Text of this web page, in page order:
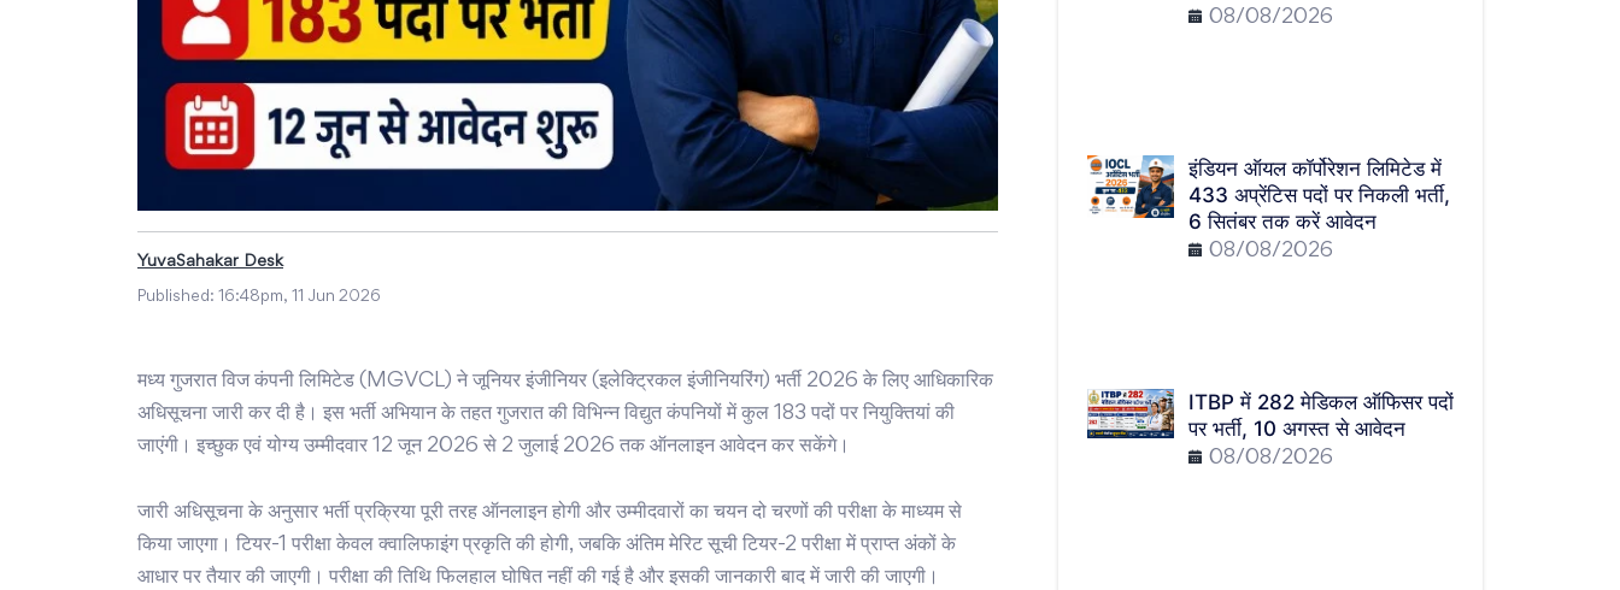
YuvaSahakar Desk
Published: 16:48pm, 11 Jun 2026
मध्य गुजरात विज कंपनी लिमिटेड (MGVCL) ने जूनियर इंजीनियर (इलेक्ट्रिकल इंजीनियरिंग) भर्ती 2026 के लिए आधिकारिक
अधिसूचना जारी कर दी है। इस भर्ती अभियान के तहत गुजरात की विभिन्न विद्युत कंपनियों में कुल 183 पदों पर नियुक्तियां की
जाएंगी। इच्छुक एवं योग्य उम्मीदवार 12 जून 2026 से 2 जुलाई 2026 तक ऑनलाइन आवेदन कर सकेंगे।
जारी अधिसूचना के अनुसार भर्ती प्रक्रिया पूरी तरह ऑनलाइन होगी और उम्मीदवारों का चयन दो चरणों की परीक्षा के माध्यम से
किया जाएगा। टियर-1 परीक्षा केवल क्वालिफाइंग प्रकृति की होगी, जबकि अंतिम मेरिट सूची टियर-2 परीक्षा में प्राप्त अंकों के
आधार पर तैयार की जाएगी। परीक्षा की तिथि फिलहाल घोषित नहीं की गई है और इसकी जानकारी बाद में जारी की जाएगी।
08/08/2026
इंडियन ऑयल कॉर्पोरेशन लिमिटेड में
433 अप्रेंटिस पदों पर निकली भर्ती,
6 सितंबर तक करें आवेदन
08/08/2026
ITBP में 282 मेडिकल ऑफिसर पदों
पर भर्ती, 10 अगस्त से आवेदन
08/08/2026